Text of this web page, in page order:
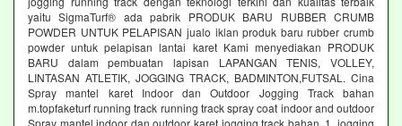
yaitu SigmaTurf® ada pabrik PRODUK BARU RUBBER CRUMB
POWDER UNTUK PELAPISAN jualo iklan produk baru rubber crumb
powder untuk pelapisan lantai karet Kami menyediakan PRODUK
BARU dalam pembuatan lapisan LAPANGAN TENIS, VOLLEY,
LINTASAN ATLETIK, JOGGING TRACK, BADMINTON,FUTSAL. Cina
Spray mantel karet Indoor dan Outdoor Jogging Track bahan
m.topfaketurf running track running track spray coat indoor and outdoor